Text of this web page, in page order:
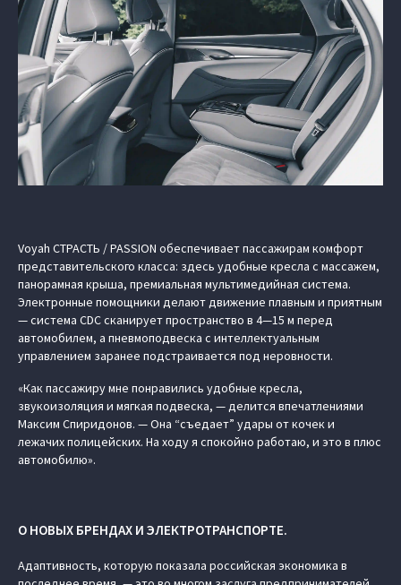
Voyah СТРАСТЬ / PASSION обеспечивает пассажирам комфорт
представительского класса: здесь удобные кресла с массажем,
панорамная крыша, премиальная мультимедийная система.
Электронные помощники делают движение плавным и приятным
— система CDC сканирует пространство в 4—15 м перед
автомобилем, а пневмоподвеска с интеллектуальным
управлением заранее подстраивается под неровности.
«Как пассажиру мне понравились удобные кресла,
звукоизоляция и мягкая подвеска, — делится впечатлениями
Максим Спиридонов. — Она “съедает” удары от кочек и
лежачих полицейских. На ходу я спокойно работаю, и это в плюс
автомобилю».
О НОВЫХ БРЕНДАХ И ЭЛЕКТРОТРАНСПОРТЕ.
Адаптивность, которую показала российская экономика в